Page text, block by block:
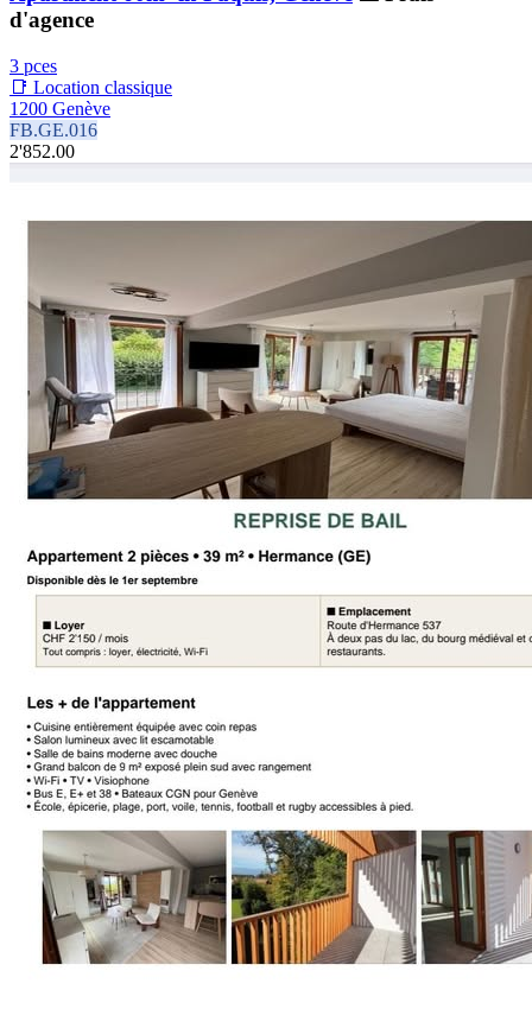
d'agence
3 pces
📑 Location classique
1200 Genève
FB.GE.016
2'852.00